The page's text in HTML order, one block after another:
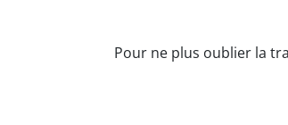
Pour ne plus oublier la